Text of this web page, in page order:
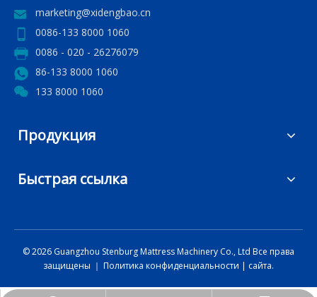
marketing@xidengbao.cn
0086-133 8000 1060
0086 - 020 - 26276079
86-133 8000 1060
133 8000 1060
Продукция
Быстрая ссылка
©2026 Guangzhou Stenburg Mattress Machinery Co., Ltd Все права
защищены ｜ Политика конфиденциальности | сайта.